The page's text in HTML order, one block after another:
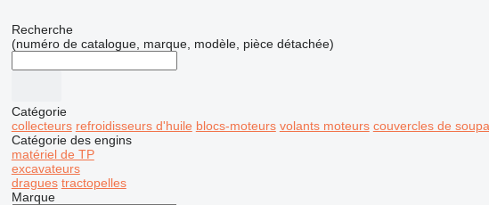
Recherche
(numéro de catalogue, marque, modèle, pièce détachée)
Catégorie
collecteurs refroidisseurs d'huile blocs-moteurs volants moteurs couvercles de
Catégorie des engins
matériel de TP
excavateurs
dragues tractopelles
Marque